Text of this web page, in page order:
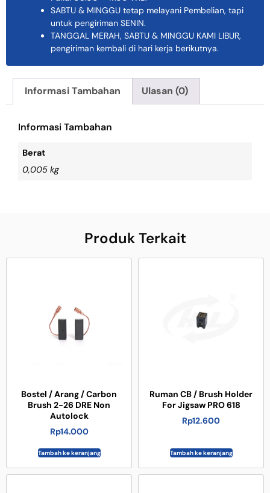
SABTU & MINGGU tetap melayani Pembelian, tapi
untuk pengiriman SENIN.
TANGGAL MERAH, SABTU & MINGGU KAMI LIBUR,
pengiriman kembali di hari kerja berikutnya.
Informasi Tambahan Ulasan (0)
Informasi Tambahan
Berat
0,005 kg
Produk Terkait
Bostel / Arang / Carbon
Brush 2-26 DRE Non
Autolock
Rp14.000
Tambah ke keranjang
Ruman CB / Brush Holder
For Jigsaw PRO 618
Rp12.600
Tambah ke keranjang